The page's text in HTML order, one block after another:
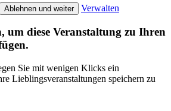
Ablehnen und weiter Verwalten
um diese Veranstaltung zu Ihren
Sie mit wenigen Klicks ein
Lieblingsveranstaltungen speichern zu